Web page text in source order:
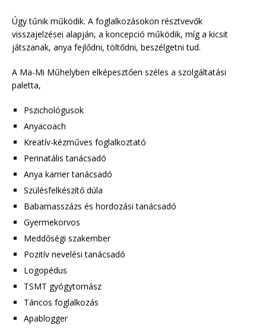
Úgy tűnik működik. A foglalkozásokon résztvevők
visszajelzései alapján, a koncepció működik, míg a kicsit
játszanak, anya fejlődni, töltődni, beszélgetni tud.
A Ma-Mi Műhelyben elképesztően széles a szolgáltatási
paletta,
Pszichológusok
Anyacoach
Kreatív-kézműves foglalkoztató
Perinatális tanácsadó
Anya karrier tanácsadó
Szülésfelkészítő dúla
Babamasszázs és hordozási tanácsadó
Gyermekorvos
Meddőségi szakember
Pozitív nevelési tanácsadó
Logopédus
TSMT gyógytornász
Táncos foglalkozás
Apablogger